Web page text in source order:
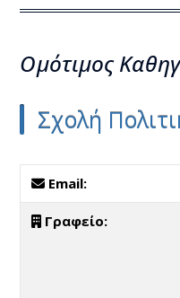
Ομότιμος
Σχολή
Email:
Γραφείο: